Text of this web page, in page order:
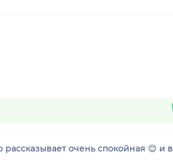
очень спокойная 😊 и в